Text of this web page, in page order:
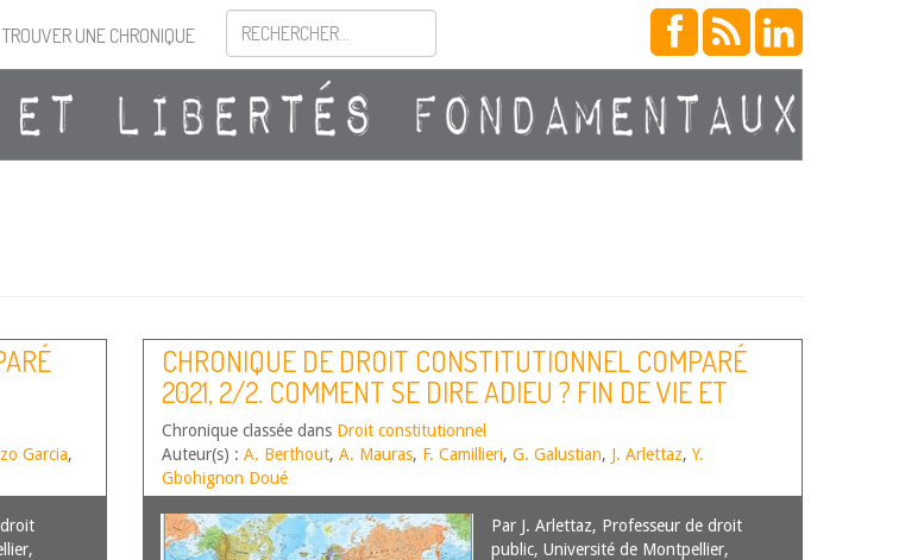
TROUVER UNE CHRONIQUE
LE
Garcia,
CHRONIQUE DE DROIT CONSTITUTIONNEL COMPARÉ
2021, 2/2. COMMENT SE DIRE ADIEU ? FIN DE VIE ET
CONSTITUTION
Chronique classée dans Droit constitutionnel
Auteur(s) : A. Berthout, A. Mauras, F. Camillieri, G. Galustian, J. Arlettaz, Y.
Gbohignon Doué
Par J. Arlettaz, Professeur de droit
public, Université de Montpellier,